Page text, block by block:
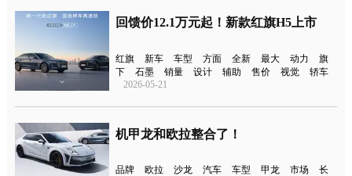
回馈价12.1万元起！新款红旗H5上市
红旗 新车 车型 方面 全新 最大 动力
旗
下
石墨 销量 设计 辅助 售价 视觉
轿车
2026-05-21
机甲龙和欧拉整合了！
品牌 欧拉 沙龙 汽车 车型 甲龙 市场
长